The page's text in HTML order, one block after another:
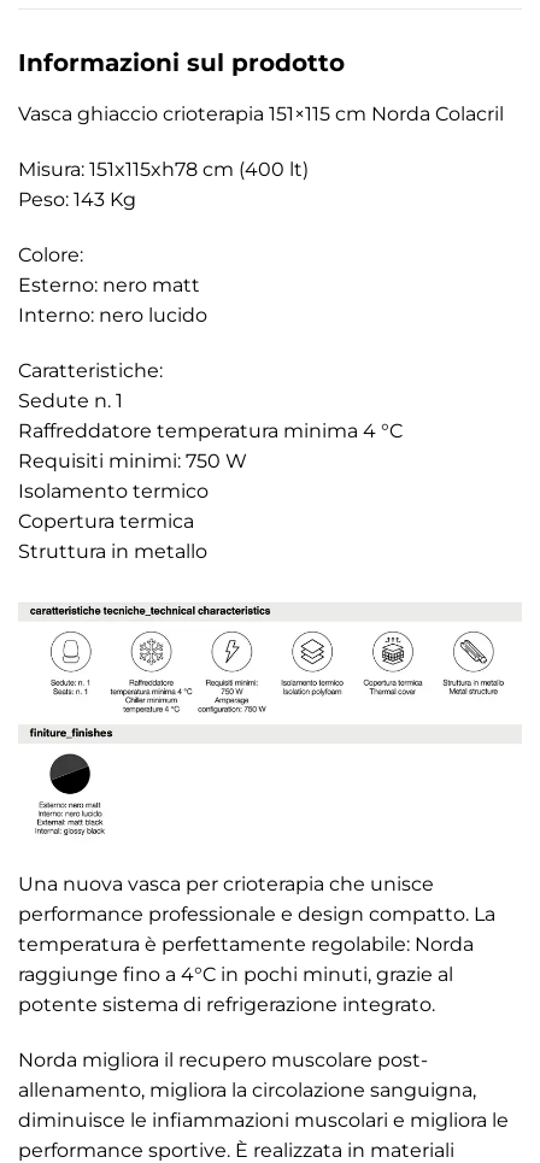
Informazioni sul prodotto
Vasca ghiaccio crioterapia 151×115 cm Norda Colacril
Misura: 151x115xh78 cm (400 lt)
Peso: 143 Kg
Colore:
Esterno: nero matt
Interno: nero lucido
Caratteristiche:
Sedute n. 1
Raffreddatore temperatura minima 4 °C
Requisiti minimi: 750 W
Isolamento termico
Copertura termica
Struttura in metallo
Una nuova vasca per crioterapia che unisce
performance professionale e design compatto. La
temperatura è perfettamente regolabile: Norda
raggiunge fino a 4°C in pochi minuti, grazie al
potente sistema di refrigerazione integrato.
Norda migliora il recupero muscolare post-
allenamento, migliora la circolazione sanguigna,
diminuisce le infiammazioni muscolari e migliora le
performance sportive. È realizzata in materiali